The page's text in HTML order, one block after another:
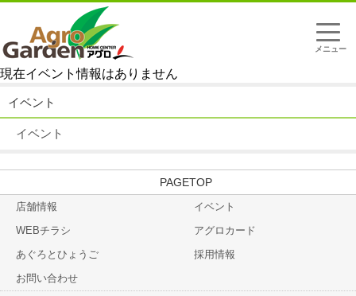
t
o
g
t
o
現在イベント情報はありません
イベント
イベント
TOP
店舗情報
イベント
WEBチラシ
アグロカード
あぐろとひょうご
採用情報
お問い合わせ